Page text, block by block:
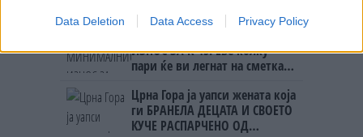
Data Deletion Data Access Privacy Policy
ИЗНОС ЗА К-15: Еве колку
пари ќе ви легнат на сметка
Црна Гора ја уапси жената која
ги БРАНЕЛА ДЕЦАТА И СВОЕТО
КУЧЕ РАСПАРЧЕНО ОД